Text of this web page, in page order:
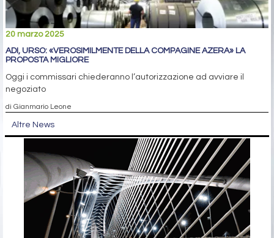
20 marzo 2025
ADI, URSO: «VEROSIMILMENTE DELLA COMPAGINE AZERA» LA
PROPOSTA MIGLIORE
Oggi i commissari chiederanno l’autorizzazione ad avviare il
negoziato
di Gianmario Leone
Altre News